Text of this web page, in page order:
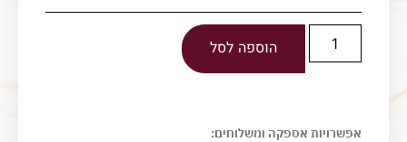
הוספה לסל
אפשרויות אספקה ומשלוחים: